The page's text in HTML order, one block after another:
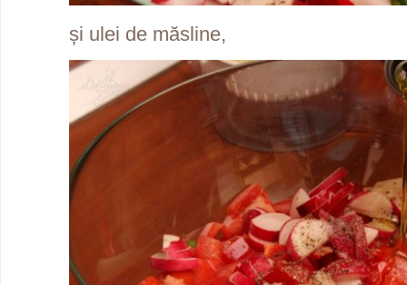
și ulei de măsline,